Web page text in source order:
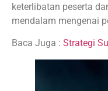
keterlibatan peserta
mendalam mengenai
Baca Juga : Strategi